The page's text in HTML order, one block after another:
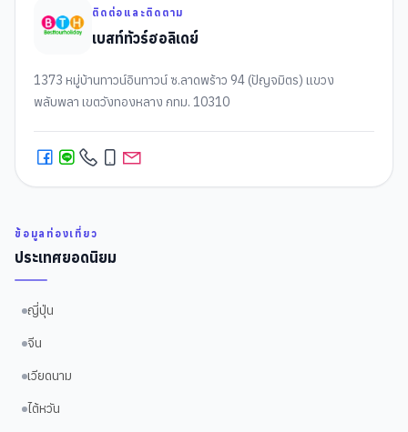
ติดต่อและติดตาม
เบสท์ทัวร์ฮอลิเดย์
1373 หมู่บ้านทาวน์อินทาวน์ ซ.ลาดพร้าว 94 (ปัญจมิตร) แขวง
พลับพลา เขตวังทองหลาง กทม. 10310
ข้อมูลท่องเที่ยว
ประเทศยอดนิยม
ญี่ปุ่น
จีน
เวียดนาม
ไต้หวัน